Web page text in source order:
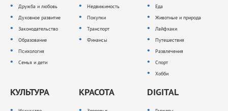
Дружба и любовь
Духовное развитие
Законодательство
Образование
Психология
Семья и дети
Недвижимость
Покупки
Транспорт
Финансы
Еда
Животные и природа
Лайфхаки
Путешествия
Развлечения
Спорт
Хобби
КУЛЬТУРА КРАСОТА DIGITAL